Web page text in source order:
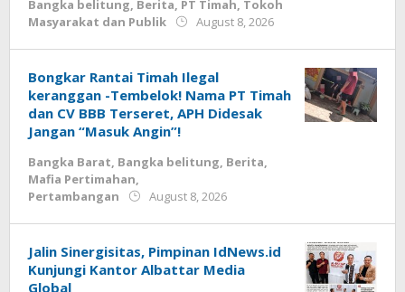
Bangka belitung, Berita, PT Timah, Tokoh
Masyarakat dan Publik
August 8, 2026
Bongkar Rantai Timah Ilegal
keranggan -Tembelok! Nama PT Timah
dan CV BBB Terseret, APH Didesak
Jangan “Masuk Angin”!
Bangka Barat, Bangka belitung, Berita,
Mafia Pertimahan,
Pertambangan
August 8, 2026
Jalin Sinergisitas, Pimpinan IdNews.id
Kunjungi Kantor Albattar Media
Global